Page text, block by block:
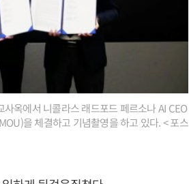
옥에서 니콜라스 래드포드 페르소나 AI CEO
을 체결하고 기념촬영을 하고 있다. < 포스